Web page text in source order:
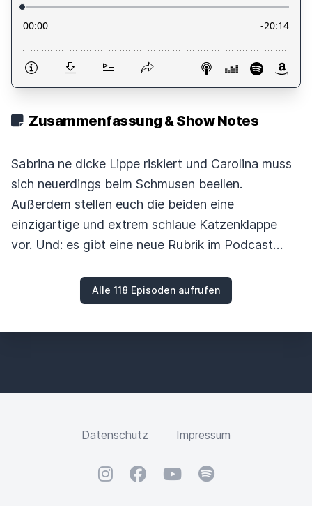
Zusammenfassung & Show Notes
Sabrina ne dicke Lippe riskiert und Carolina muss
sich neuerdings beim Schmusen beeilen.
Außerdem stellen euch die beiden eine
einzigartige und extrem schlaue Katzenklappe
vor. Und: es gibt eine neue Rubrik im Podcast…
Alle 118 Episoden aufrufen
Datenschutz Impressum
InstagramFacebookYouTubeSpotify